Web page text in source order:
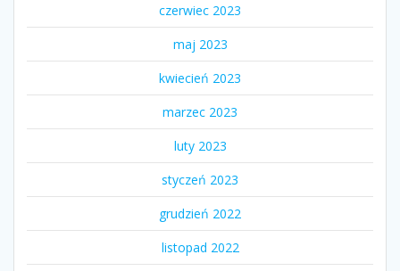
czerwiec 2023
maj 2023
kwiecień 2023
marzec 2023
luty 2023
styczeń 2023
grudzień 2022
listopad 2022